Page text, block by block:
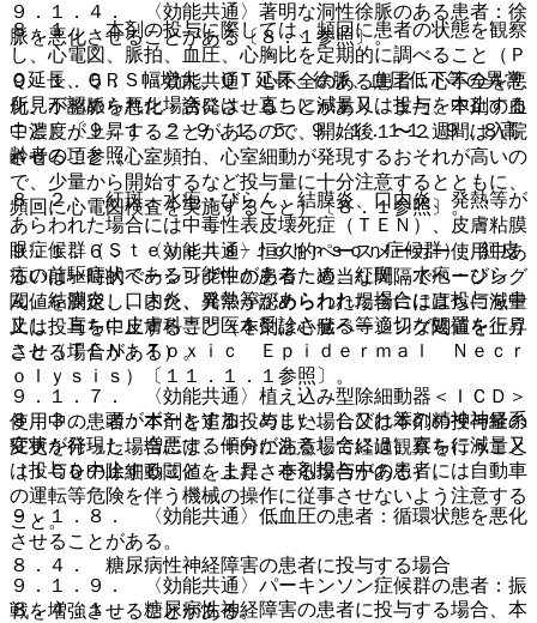
９．１．４． 〈効能共通〉著明な洞性徐脈のある患者：徐
脈を悪化させることがある〔８．１参照〕。
９．１．５． 〈効能共通〉心不全のある患者：心不全を悪
化、不整脈を悪化・誘発させることがあり、また、本剤の血
中濃度が上昇することがあるので、開始後１〜２週間は入院
させること（心室頻拍、心室細動が発現するおそれが高いの
で、少量から開始するなど投与量に十分注意するとともに、
頻回に心電図検査を実施すること）〔８．１参照〕。
９．１．６． 〈効能共通〉恒久的ペースメーカー使用中あ
るいは一時的ペーシング中の患者：適当な間隔でペーシング
閾値を測定し、また、異常が認められた場合には直ちに減量
又は投与を中止すること（本剤は心臓ペーシング閾値を上昇
させる場合がある）。
９．１．７． 〈効能共通〉植え込み型除細動器＜ＩＣＤ＞
使用中の患者：本剤を追加投与した場合又は本剤の投与量の
変更を行った場合には、十分に注意して経過観察を行うこと
（ＩＣＤの除細動閾値を上昇させる場合がある）。
９．１．８． 〈効能共通〉低血圧の患者：循環状態を悪化
させることがある。
９．１．９． 〈効能共通〉パーキンソン症候群の患者：振
戦を増強させることがある。
８．１． 本剤の投与に際しては、頻回に患者の状態を観察
し、心電図、脈拍、血圧、心胸比を定期的に調べること（Ｐ
Ｑ延長、ＱＲＳ幅増大、ＱＴ延長、徐脈、血圧低下等の異常
所見が認められた場合には、直ちに減量又は投与を中止する
こと）〔９．１．２−９．１．５、９．１．１１、９．８高
齢者の項参照〕。
８．２． 紅斑、水疱・びらん、結膜炎、口内炎、発熱等が
あらわれた場合には中毒性表皮壊死症（ＴＥＮ）、皮膚粘膜
眼症候群（Ｓｔｅｖｅｎｓ−Ｊｏｈｎｓｏｎ症候群）、紅皮
症の前駆症状である可能性があるため、紅斑、水疱・びら
ん、結膜炎、口内炎、発熱等があらわれた場合には投与を中
止し、直ちに皮膚科専門医を受診させる等適切な処置を行う
こと（ＴＥＮ：Ｔｏｘｉｃ Ｅｐｉｄｅｒｍａｌ Ｎｅｃｒ
ｏｌｙｓｉｓ）〔１１．１．１参照〕。
８．３． 頭がボーとする、めまい、しびれ等の精神神経系
症状が発現し、増悪する傾向がある場合には、直ちに減量又
は投与を中止すること。また、本剤投与中の患者には自動車
の運転等危険を伴う機械の操作に従事させないよう注意する
こと。
８．４． 糖尿病性神経障害の患者に投与する場合
８．４．１． 糖尿病性神経障害の患者に投与する場合、本